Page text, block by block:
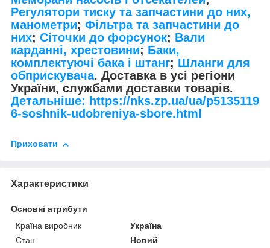
Регулятори тиску та запчастини до них,
манометри; Фільтра та запчастини до
них; Сіточки до форсунок; Вали
карданні, хрестовини; Баки,
комплектуючі бака і штанг; Шланги для
обприскувача. Доставка в усі регіони
України, службами доставки товарів.
Детальніше: https://nks.zp.ua/ua/p5135119
6-soshnik-udobreniya-sbore.html
Приховати
Характеристики
Основні атрибути
Країна виробник
Україна
Стан
Новий